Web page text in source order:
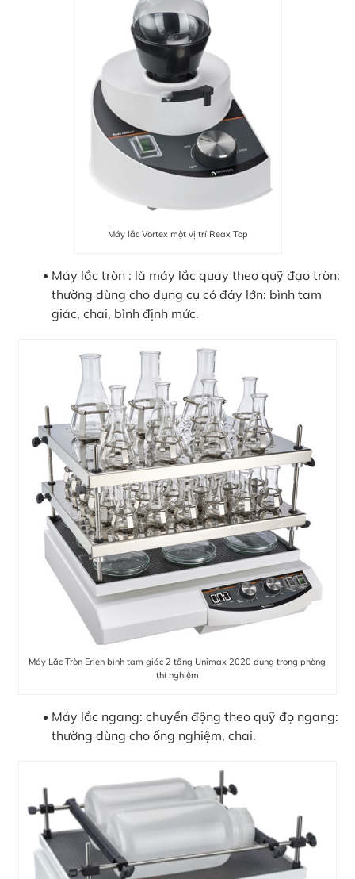
Máy lắc Vortex một vị trí Reax Top
Máy lắc tròn : là máy lắc quay theo quỹ đạo tròn:
thường dùng cho dụng cụ có đáy lớn: bình tam
giác, chai, bình định mức.
Máy Lắc Tròn Erlen bình tam giác 2 tầng Unimax 2020 dùng trong phòng
thí nghiệm
Máy lắc ngang: chuyển động theo quỹ đọ ngang:
thường dùng cho ống nghiệm, chai.